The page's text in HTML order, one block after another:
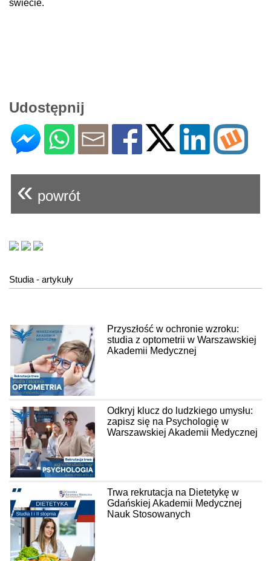
świecie.
Udostępnij
« powrót
Studia - artykuły
Przyszłość w ochronie wzroku:
studia z optometrii w Warszawskiej
Akademii Medycznej
Odkryj klucz do ludzkiego umysłu:
zapisz się na Psychologię w
Warszawskiej Akademii Medycznej
Trwa rekrutacja na Dietetykę w
Gdańskiej Akademii Medycznej
Nauk Stosowanych